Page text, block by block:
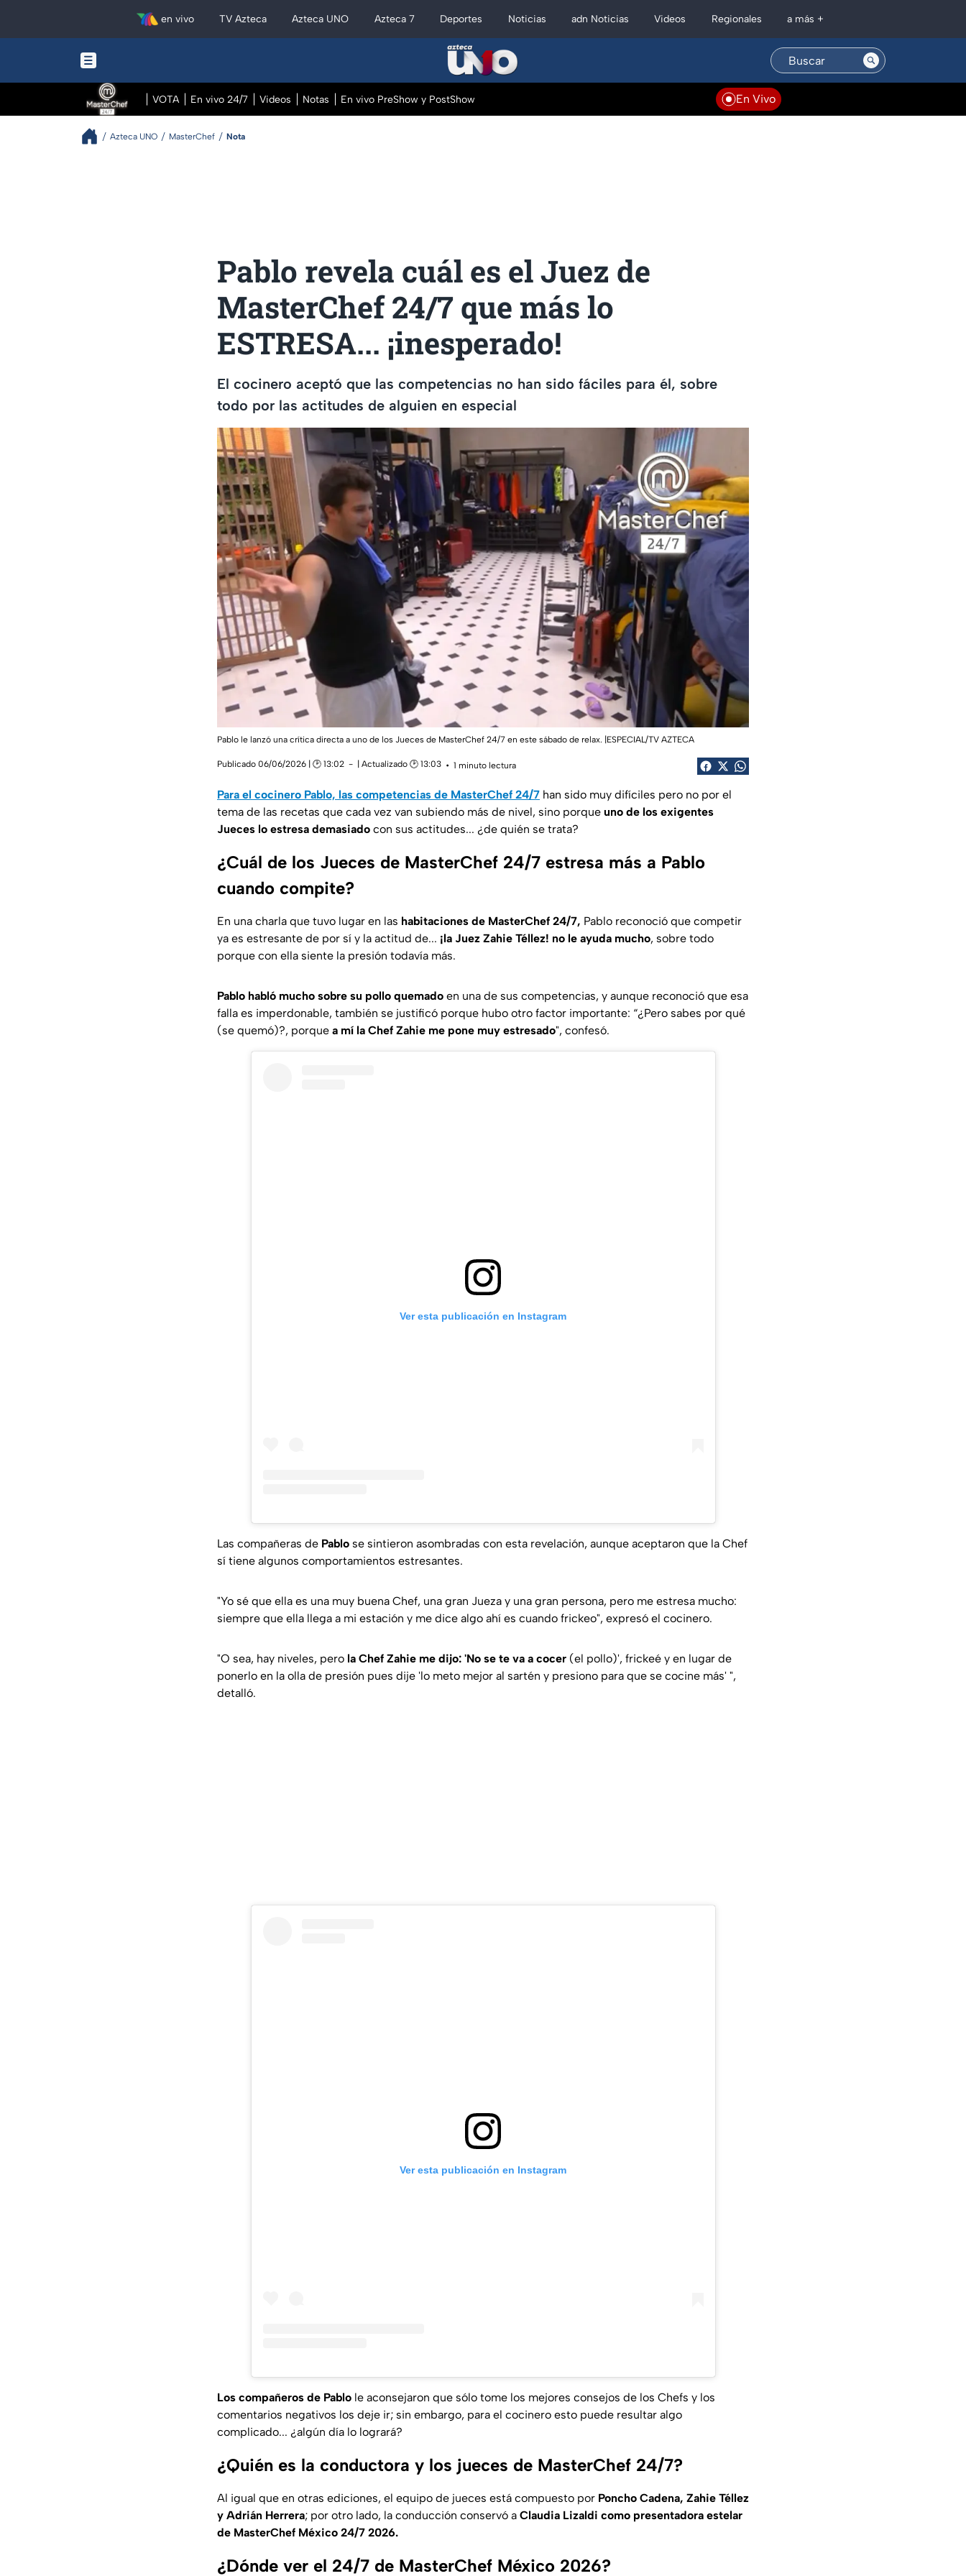
en vivo TV Azteca Azteca UNO Azteca 7 Deportes Noticias adn Noticias Videos Regionales a más +
VOTA En vivo 24/7 Videos Notas En vivo PreShow y PostShow En Vivo
Azteca UNO MasterChef Nota
Pablo revela cuál es el Juez de
MasterChef 24/7 que más lo
ESTRESA... ¡inesperado!
El cocinero aceptó que las competencias no han sido fáciles para él, sobre
todo por las actitudes de alguien en especial
Pablo le lanzó una crítica directa a uno de los Jueces de MasterChef 24/7 en este sábado de relax. |ESPECIAL/TV AZTECA
Publicado 06/06/2026 | 🕑 13:02 | Actualizado 🕑 13:03 1 minuto lectura
Para el cocinero Pablo, las competencias de MasterChef 24/7 han sido muy difíciles pero no por el
tema de las recetas que cada vez van subiendo más de nivel, sino porque uno de los exigentes
Jueces lo estresa demasiado con sus actitudes... ¿de quién se trata?
¿Cuál de los Jueces de MasterChef 24/7 estresa más a Pablo
cuando compite?
En una charla que tuvo lugar en las habitaciones de MasterChef 24/7, Pablo reconoció que competir
ya es estresante de por sí y la actitud de... ¡la Juez Zahie Téllez! no le ayuda mucho, sobre todo
porque con ella siente la presión todavía más.
Pablo habló mucho sobre su pollo quemado en una de sus competencias, y aunque reconoció que esa
falla es imperdonable, también se justificó porque hubo otro factor importante: “¿Pero sabes por qué
(se quemó)?, porque a mí la Chef Zahie me pone muy estresado", confesó.
Ver esta publicación en Instagram
Las compañeras de Pablo se sintieron asombradas con esta revelación, aunque aceptaron que la Chef
sí tiene algunos comportamientos estresantes.
"Yo sé que ella es una muy buena Chef, una gran Jueza y una gran persona, pero me estresa mucho:
siempre que ella llega a mi estación y me dice algo ahí es cuando frickeo", expresó el cocinero.
"O sea, hay niveles, pero la Chef Zahie me dijo: 'No se te va a cocer (el pollo)', frickeé y en lugar de
ponerlo en la olla de presión pues dije 'lo meto mejor al sartén y presiono para que se cocine más' ",
detalló.
Ver esta publicación en Instagram
Los compañeros de Pablo le aconsejaron que sólo tome los mejores consejos de los Chefs y los
comentarios negativos los deje ir; sin embargo, para el cocinero esto puede resultar algo
complicado... ¿algún día lo logrará?
¿Quién es la conductora y los jueces de MasterChef 24/7?
Al igual que en otras ediciones, el equipo de jueces está compuesto por Poncho Cadena, Zahie Téllez
y Adrián Herrera; por otro lado, la conducción conservó a Claudia Lizaldi como presentadora estelar
de MasterChef México 24/7 2026.
¿Dónde ver el 24/7 de MasterChef México 2026?